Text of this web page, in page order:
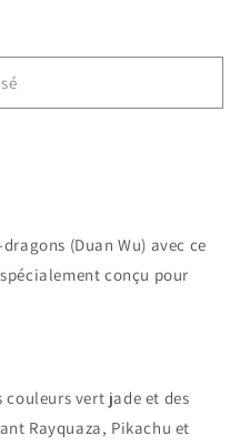
(Duan Wu) avec ce
conçu pour
couleurs vert jade et des
Rayquaza, Pikachu et